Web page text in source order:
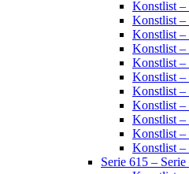
Konstlist –
Konstlist –
Konstlist –
Konstlist –
Konstlist –
Konstlist –
Konstlist –
Konstlist –
Konstlist –
Konstlist –
Konstlist –
Serie 615 – Serie